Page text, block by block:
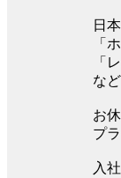
日
「
「
な
お
プ
入